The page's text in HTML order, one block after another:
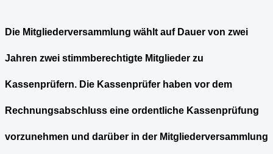
Die Mitgliederversammlung wählt auf Dauer von zwei
Jahren zwei stimmberechtigte Mitglieder zu
Kassenprüfern. Die Kassenprüfer haben vor dem
Rechnungsabschluss eine ordentliche Kassenprüfung
vorzunehmen und darüber in der Mitgliederversammlung